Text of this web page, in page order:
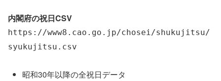
内閣府の祝日CSV
https://www8.cao.go.jp/chosei/shukujitsu/
syukujitsu.csv
昭和30年以降の全祝日データ